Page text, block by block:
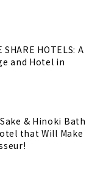
HOTELS: A
and Hotel in
& Hinoki Bath
that Will Make